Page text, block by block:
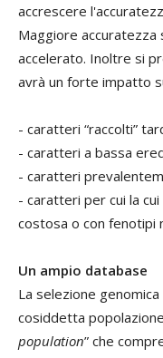
accrescere
Maggiore
accelerato. Inoltre si
avrà un forte impatto
- caratteri “raccolti”
- caratteri a bassa
- caratteri
- caratteri per cui la
costosa o con fenotipi
Un ampio database
La selezione
cosiddetta
population” che